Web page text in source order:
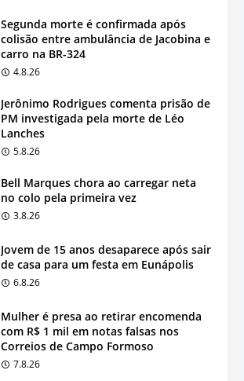
Segunda morte é confirmada após
colisão entre ambulância de Jacobina e
carro na BR-324
4.8.26
Jerônimo Rodrigues comenta prisão de
PM investigada pela morte de Léo
Lanches
5.8.26
Bell Marques chora ao carregar neta
no colo pela primeira vez
3.8.26
Jovem de 15 anos desaparece após sair
de casa para um festa em Eunápolis
6.8.26
Mulher é presa ao retirar encomenda
com R$ 1 mil em notas falsas nos
Correios de Campo Formoso
7.8.26